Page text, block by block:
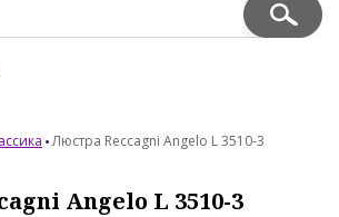
Люстра Reccagni Angelo L 3510-3
Angelo L 3510-3